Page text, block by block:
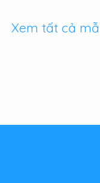
Xem tất cả